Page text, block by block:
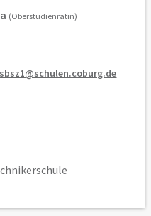
(Oberstudienrätin)